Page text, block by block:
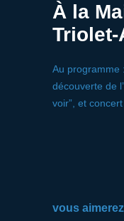
À la
Triolet-
Au programme
découverte de
voir”, et
vous